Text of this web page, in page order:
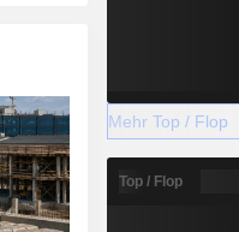
Mehr Top / Flop
Top / Flop